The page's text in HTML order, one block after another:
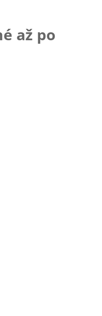
až po